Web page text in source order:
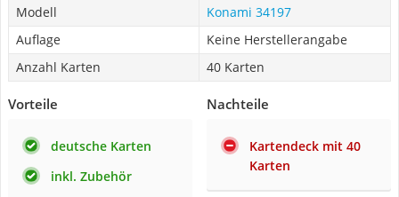
Modell
Konami 34197
Auflage
Keine Herstellerangabe
Anzahl Karten
40 Karten
Vorteile
deutsche Karten
inkl. Zubehör
Nachteile
Kartendeck mit 40
Karten